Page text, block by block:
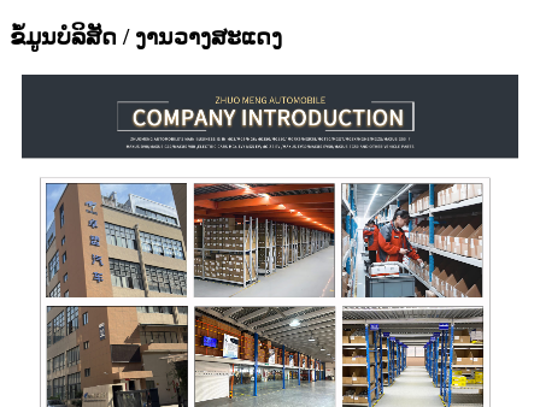
ຂໍ້ມູນບໍລິສັດ / ງານວາງສະແດງ